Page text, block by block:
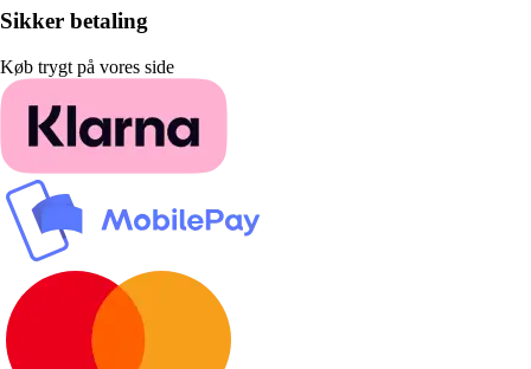
Sikker betaling
Køb trygt på vores side